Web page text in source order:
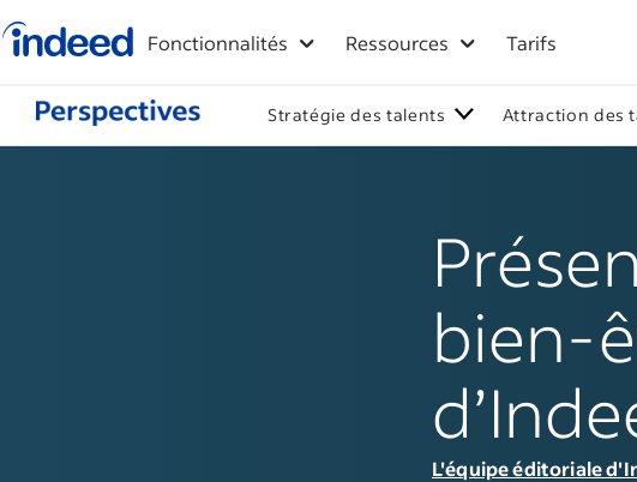
Logo Indeed – Entreprises
Fonctionnalités Ressources Tarifs
Stratégie des talents Attraction des
bien-
L'équipe éditoriale